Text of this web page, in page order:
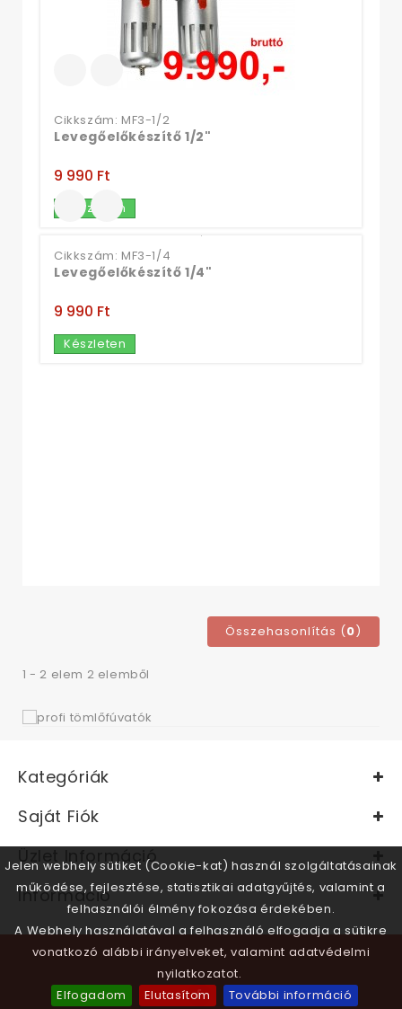
Cikkszám: MF3-1/2
Levegőelőkészítő 1/2"
9 990 Ft‎
Készleten
Cikkszám: MF3-1/4
Levegőelőkészítő 1/4"
9 990 Ft‎
Készleten
Összehasonlítás (0)
1 - 2 elem 2 elemből
Kategóriák
Saját Fiók
Üzlet Információ
Információ
Jelen webhely sütiket (Cookie-kat) használ szolgáltatásainak
működése, fejlesztése, statisztikai adatgyűjtés, valamint a
felhasználói élmény fokozása érdekében.
A Webhely használatával a felhasználó elfogadja a sütikre
vonatkozó alábbi irányelveket, valamint adatvédelmi
nyilatkozatot.
Elfogadom
Elutasítom További információ